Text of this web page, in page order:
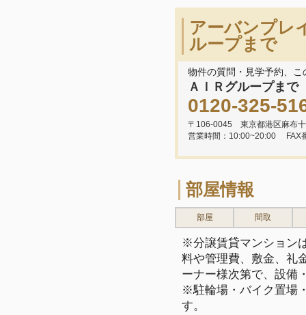
アーバンプレ
ループまで
物件の質問・見学予約、
ＡＩＲグループまで
0120-325-
〒106-0045 東京都港区麻布
営業時間：10:00~20:00
FAX
部屋情報
部屋 間取
※分譲賃貸マンション
料や管理費、敷金、礼
ーナー様次第で、設備
※駐輪場・バイク置場
す。